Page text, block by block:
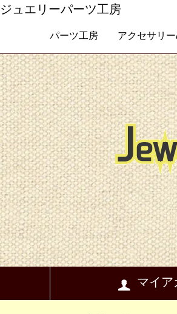
ジュエリーパーツ工房
パーツ工房 アクセサリー/
マイア